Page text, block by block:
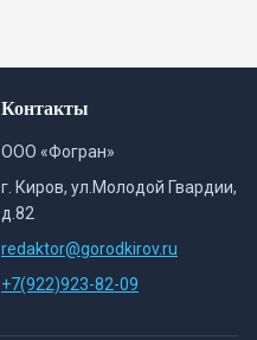
Контакты
ООО «Фогран»
г. Киров, ул.Молодой Гвардии,
д.82
redaktor@gorodkirov.ru
+7(922)923-82-09